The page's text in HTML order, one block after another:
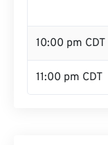
10:00 pm CDT
11:00 pm CDT